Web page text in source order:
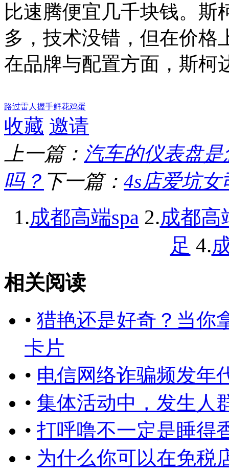
比速腾便宜几千块钱。斯
多，技术没错，但在价格
在品牌与配置方面，斯柯
路过雷人 握手鲜花鸡蛋
收藏 邀请
上一篇： 汽车的仪表盘
吗？ 下一篇： 4s店爱坑
1.成都高端spa 2.成都高
足 4.
相关阅读
• 猎艳还是好奇？当你
卡片
• 电信网络诈骗频发年
• 集体活动中，发生人
• 打呼噜不一定是睡得
• 为什么你可以在免税